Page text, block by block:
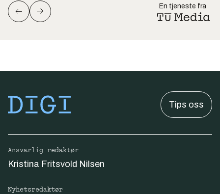
En tjeneste fra
Tips oss
Ansvarlig redaktør
Kristina Fritsvold Nilsen
Nyhetsredaktør